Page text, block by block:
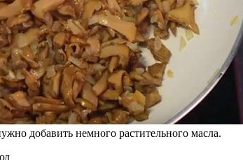
добавить немного растительного масла.